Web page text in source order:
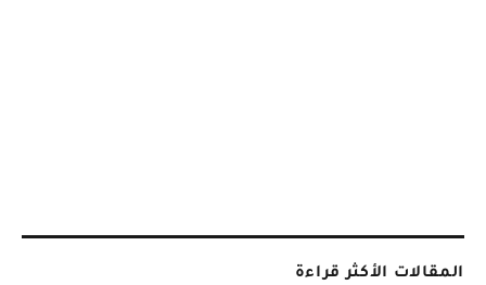
المقالات الأكثر قراءة